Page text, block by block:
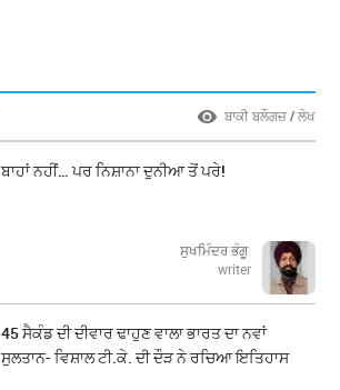
ਬਾਕੀ ਬਲੌਗਜ਼ / ਲੇਖ
ਬਾਹਾਂ ਨਹੀਂ… ਪਰ ਨਿਸ਼ਾਨਾ ਦੁਨੀਆ ਤੋਂ ਪਰੇ!
ਸੁਖਮਿੰਦਰ ਭੰਗੂ
writer
45 ਸੈਕੰਡ ਦੀ ਦੀਵਾਰ ਢਾਹੁਣ ਵਾਲਾ ਭਾਰਤ ਦਾ ਨਵਾਂ
ਸੁਲਤਾਨ- ਵਿਸ਼ਾਲ ਟੀ.ਕੇ. ਦੀ ਦੌੜ ਨੇ ਰਚਿਆ ਇਤਿਹਾਸ